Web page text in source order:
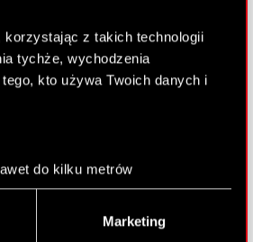
korzystając z takich technologii
tychże, wychodzenia
kto używa Twoich danych i
do kilku metrów
danych (fingerprinting,
własne preferencje w
Marketing